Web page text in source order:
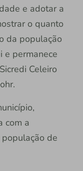
e adotar a
o quanto
da população
e permanece
Celeiro
com a
de